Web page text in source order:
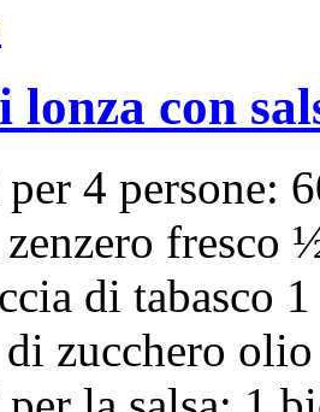
lonza con
4 persone:
fresco
di tabasco
zucchero